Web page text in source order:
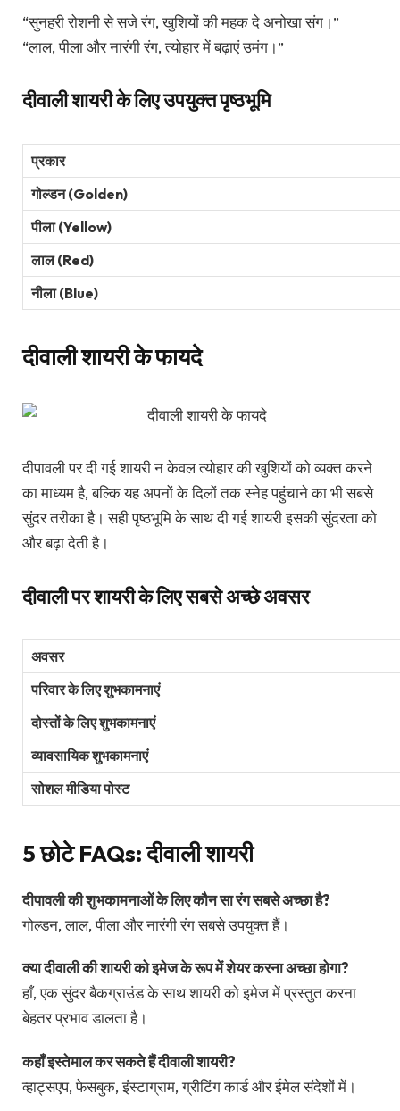
“सुनहरी रोशनी से सजे रंग, खुशियों की महक दे अनोखा संग।”
“लाल, पीला और नारंगी रंग, त्योहार में बढ़ाएं उमंग।”
दीवाली शायरी के लिए उपयुक्त पृष्ठभूमि
प्रकार
गोल्डन (Golden)
पीला (Yellow)
लाल (Red)
नीला (Blue)
दीवाली शायरी के फायदे
दीपावली पर दी गई शायरी न केवल त्योहार की खुशियों को व्यक्त करने
का माध्यम है, बल्कि यह अपनों के दिलों तक स्नेह पहुंचाने का भी सबसे
सुंदर तरीका है। सही पृष्ठभूमि के साथ दी गई शायरी इसकी सुंदरता को
और बढ़ा देती है।
दीवाली पर शायरी के लिए सबसे अच्छे अवसर
अवसर
परिवार के लिए शुभकामनाएं
दोस्तों के लिए शुभकामनाएं
व्यावसायिक शुभकामनाएं
सोशल मीडिया पोस्ट
5 छोटे FAQs: दीवाली शायरी
दीपावली की शुभकामनाओं के लिए कौन सा रंग सबसे अच्छा है?
गोल्डन, लाल, पीला और नारंगी रंग सबसे उपयुक्त हैं।
क्या दीवाली की शायरी को इमेज के रूप में शेयर करना अच्छा होगा?
हाँ, एक सुंदर बैकग्राउंड के साथ शायरी को इमेज में प्रस्तुत करना
बेहतर प्रभाव डालता है।
कहाँ इस्तेमाल कर सकते हैं दीवाली शायरी?
व्हाट्सएप, फेसबुक, इंस्टाग्राम, ग्रीटिंग कार्ड और ईमेल संदेशों में।